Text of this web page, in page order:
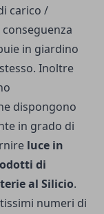
carico /
in giardino
Inoltre
dispongono
in grado di
luce in
di
al Silicio.
numeri di